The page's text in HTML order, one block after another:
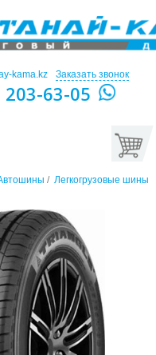
kama.kz Заказать звонок
203-63-05
/ Легкогрузовые шины